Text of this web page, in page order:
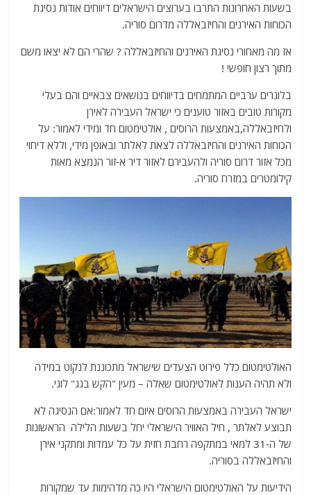
at
s
A
p
p
e
g
ra
m
ai
l
itt
er
c
e
b
o
o
k
בשעות האחרונות התרבו בערוצים הישראלים דיווחים אודות נסיגת
הכוחות האירנים והחיזבאללה מדרום סוריה.
אז מה מאחורי נסיגת האירנים והחיזבאללה ? שהרי הם לא יצאו משם
מתוך רצון חופשי !
בלוגרים ערביים המתמחים בדיווחים בנושאים צבאיים והם בעלי
מקורות טובים באזור טוענים כי ישראל העבירה לאירן
ולחיזבאללה,באמצעות הרוסים , אולטימטום חד ומידי לאמור: על
הכוחות האירנים והחיזבאללה לצאת לאלתר ובאופן מידי, וללא דיחוי
מכל אזור דרום סוריה ולהעבירם לאזור דיר א-זור הנמצא מאות
קילומטרים במזרח סוריה.
האולטימטום כלל פירוט הצעדים שישראל מתכוננת לנקוט במידה
ולא תהיה הענות לאולטימטום שאלה – מעין "הקש בגג" לוגי.
ישראל העבירה באמצעות הרוסים איום חד לאמור:אם הנסיגה לא
תבוצע לאלתר , חיל האוויר הישראלי יחל בשעות הלילה הראשונות
של ה-31 למאי במתקפה רחבת חזית על כל עמדות ומתקני אירן
והחיזבאללה בסוריה.
הידיעות על האולטימטום הישראלי היו כה מדהימות עד שמקורות